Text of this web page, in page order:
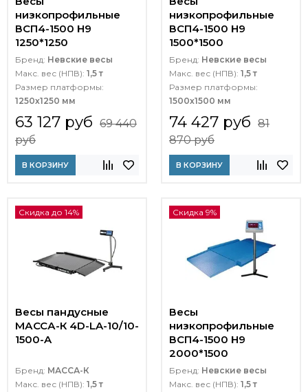
низкопрофильные
ВСП4-1500 Н9
1250*1250
Бренд: Невские весы
Макс. вес (НПВ): 1,5 т
Размер платформы:
1250х1250 мм
63 127 руб 69 440
руб
В КОРЗИНУ
низкопрофильные
ВСП4-1500 Н9
1500*1500
Бренд: Невские весы
Макс. вес (НПВ): 1,5 т
Размер платформы:
1500х1500 мм
74 427 руб 81
870 руб
В КОРЗИНУ
Скидка до 14%
Весы пандусные
МАССА-К 4D-LA-10/10-
1500-A
Бренд: МАССА-К
Макс. вес (НПВ): 1,5 т
Скидка 9%
Весы
низкопрофильные
ВСП4-1500 Н9
2000*1500
Бренд: Невские весы
Макс. вес (НПВ): 1,5 т